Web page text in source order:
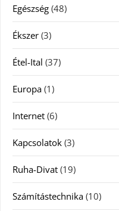
Egészség (48)
Ékszer (3)
Étel-Ital (37)
Europa (1)
Internet (6)
Kapcsolatok (3)
Ruha-Divat (19)
Számítástechnika (10)